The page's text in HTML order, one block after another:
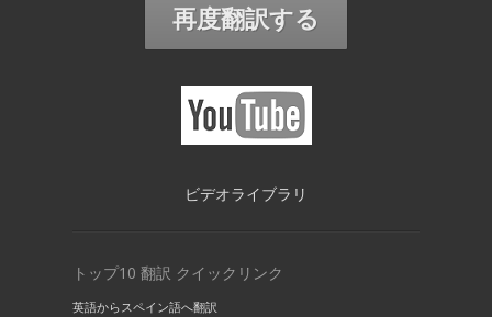
再度翻訳する
ビデオライブラリ
トップ10 翻訳 クイックリンク
英語からスペイン語へ翻訳